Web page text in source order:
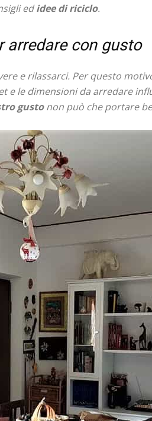
edidee di riciclo.
arredare con gusto
e rilassarci. Per questo
e le dimensioni da arredare
gustonon può che portare